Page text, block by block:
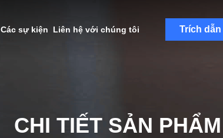
Các sự kiện Liên hệ với chúng tôi Trích dẫn
CHI TIẾT SẢN PHẨM